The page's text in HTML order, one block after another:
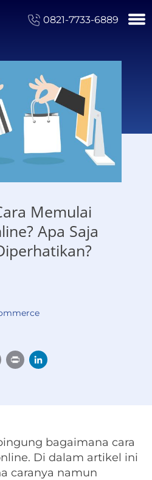
0821-7733-6889
Memulai
Apa Saja
Email Print
bagaimana cara
Di dalam artikel ini
caranya namun